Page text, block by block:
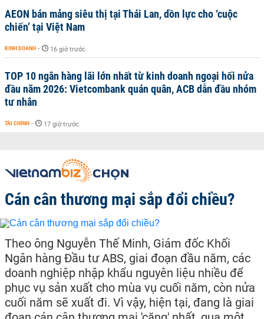
AEON bán mảng siêu thị tại Thái Lan, dồn lực cho ‘cuộc
chiến’ tại Việt Nam
KINH DOANH - 16 giờ trước
TOP 10 ngân hàng lãi lớn nhất từ kinh doanh ngoại hối nửa
đầu năm 2026: Vietcombank quán quân, ACB dẫn đầu nhóm
tư nhân
TÀI CHÍNH - 17 giờ trước
Cán cân thương mại sắp đổi chiều?
Theo ông Nguyễn Thế Minh, Giám đốc Khối
Ngân hàng Đầu tư ABS, giai đoạn đầu năm, các
doanh nghiệp nhập khẩu nguyên liệu nhiều để
phục vụ sản xuất cho mùa vụ cuối năm, còn nửa
cuối năm sẽ xuất đi. Vì vậy, hiện tại, đang là giai